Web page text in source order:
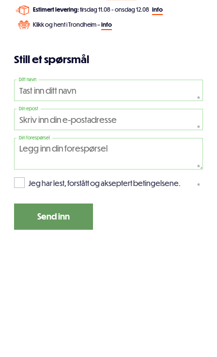
Estimert levering:tirsdag 11.08 - onsdag 12.08 info
Klikk og hent i Trondheim –info
Still et spørsmål
Ditt navn
*
Din epost
*
Din forespørsel
*
Jeg har lest, forstått og akseptert betingelsene. *